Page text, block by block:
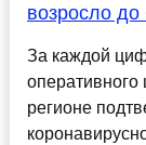
возросло до
За каждой
регионе